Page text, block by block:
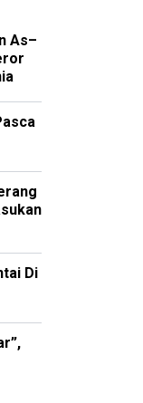
As–
Di